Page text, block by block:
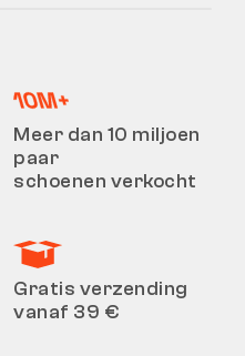
Meer dan 10 miljoen
paar
schoenen verkocht
Gratis verzending
vanaf 39 €